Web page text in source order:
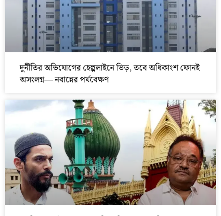
দুর্নীতির অভিযোগের হেল্পলাইনে ভিড়, তবে অধিকাংশ ফোনই
অসংলগ্ন— নবান্নের পর্যবেক্ষণ